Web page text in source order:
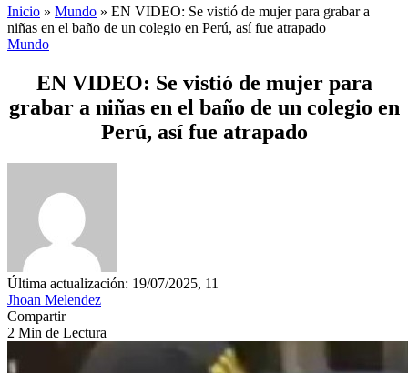
Inicio » Mundo » EN VIDEO: Se vistió de mujer para grabar a
niñas en el baño de un colegio en Perú, así fue atrapado
Mundo
EN VIDEO: Se vistió de mujer para
grabar a niñas en el baño de un colegio en
Perú, así fue atrapado
Última actualización: 19/07/2025, 11
Jhoan Melendez
Compartir
2 Min de Lectura